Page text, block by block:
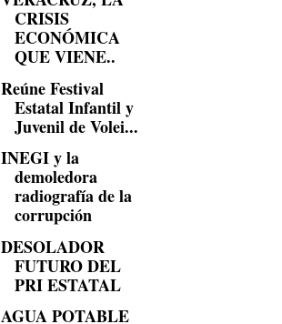
CRISIS
ECONÓMICA
QUE VIENE..
Reúne Festival
Estatal Infantil y
Juvenil de Volei...
INEGI y la
demoledora
radiografía de la
corrupción
DESOLADOR
FUTURO DEL
PRI ESTATAL
AGUA POTABLE